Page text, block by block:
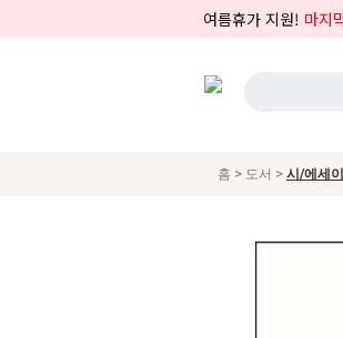
여름휴가 지원! 마지
홈 > 도서 > 시/에세이